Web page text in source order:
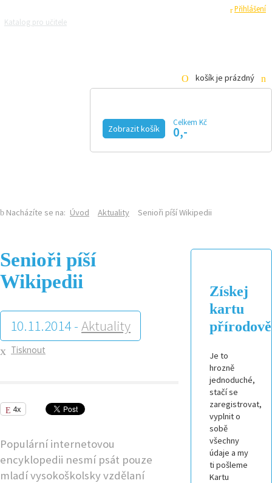
Přihlášení
Katalog pro učitele
košík je prázdný
Zobrazit košík
Celkem Kč
0,-
Nacházíte se na: Úvod Aktuality Senioři píší Wikipedii
Senioři píší
Wikipedii
10.11.2014 - Aktuality
Tisknout
4x
Populární internetovou
encyklopedii nesmí psát pouze
mladí vysokoškolsky vzdělaní
Získej
kartu
Je to
hrozně
jednoduché,
stačí se
zaregistrovat,
vyplnit o
sobě
všechny
údaje a my
ti pošleme
Kartu